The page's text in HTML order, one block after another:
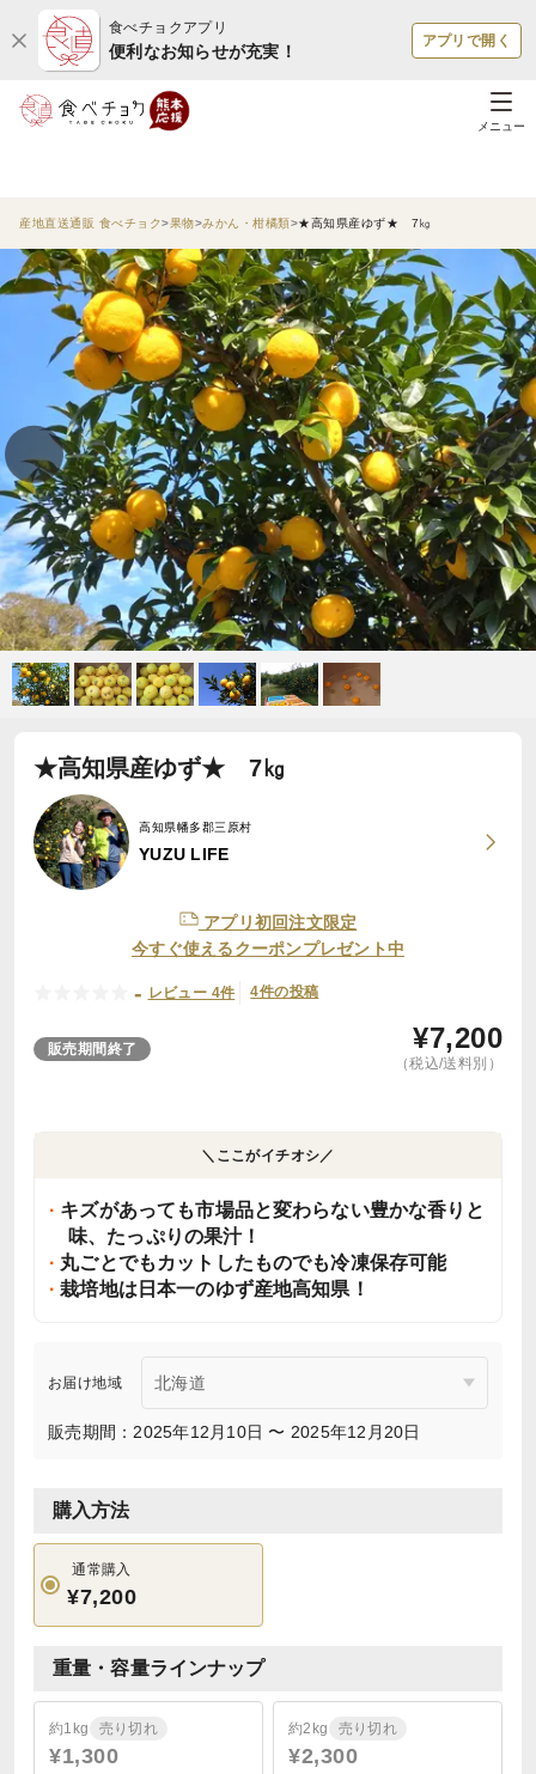
食べチョクアプリ
便利なお知らせが充実！
アプリで開く
メニュー
産地直送通販 食べチョク 果物 みかん・柑橘類 ★高知県産ゆず★ 7㎏
★高知県産ゆず★ 7㎏
高知県幡多郡三原村
YUZU LIFE
アプリ初回注文限定
今すぐ使えるクーポンプレゼント中
- レビュー 4件 4件の投稿
販売期間終了 ¥7,200
（税込/送料別）
＼ここがイチオシ／
キズがあっても市場品と変わらない豊かな香りと
味、たっぷりの果汁！
丸ごとでもカットしたものでも冷凍保存可能
栽培地は日本一のゆず産地高知県！
お届け地域
販売期間：2025年12月10日 〜 2025年12月20日
購入方法
通常購入
¥7,200
重量・容量ラインナップ
約1kg 売り切れ
¥1,300
約2kg 売り切れ
¥2,300